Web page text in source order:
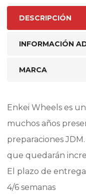
DESCRIPCIÓN
INFORMACIÓN
MARCA
Enkei Wheels es
muchos años
preparaciones
que quedarán
El plazo de
4/6 semanas